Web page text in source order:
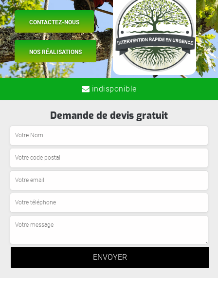
CONTACTEZ-NOUS
NOS RÉALISATIONS
indisponible
Demande de devis gratuit